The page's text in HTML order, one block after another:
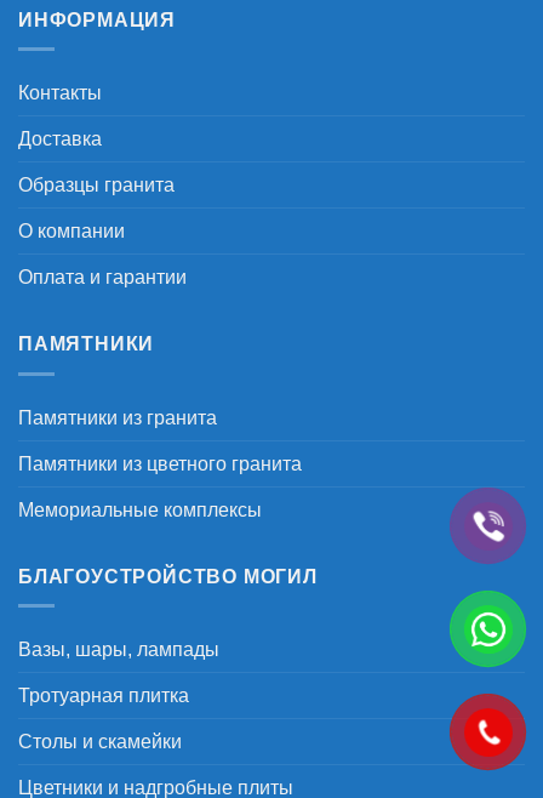
ИНФОРМАЦИЯ
Контакты
Доставка
Образцы гранита
О компании
Оплата и гарантии
ПАМЯТНИКИ
Памятники из гранита
Памятники из цветного гранита
Мемориальные комплексы
БЛАГОУСТРОЙСТВО МОГИЛ
Вазы, шары, лампады
Тротуарная плитка
Столы и скамейки
Цветники и надгробные плиты